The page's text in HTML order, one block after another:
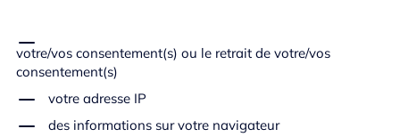
votre/vos consentement(s) ou le retrait de votre/vos
consentement(s)
votre adresse IP
des informations sur votre navigateur